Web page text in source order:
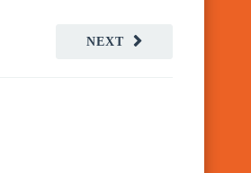
NEXT